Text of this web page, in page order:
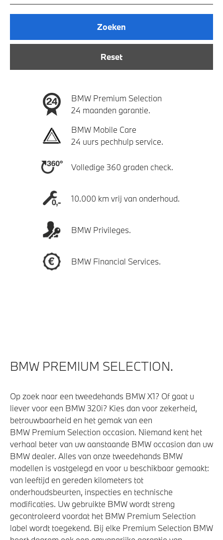
Reset
Zoeken
BMW Premium Selection
24 maanden garantie.
BMW Mobile Care
24 uurs pechhulp service.
Volledige 360 graden check.
10.000 km vrij van onderhoud.
BMW Privileges.
BMW Financial Services.
BMW PREMIUM SELECTION.
Op zoek naar een tweedehands BMW X1? Of gaat u
liever voor een BMW 320i? Kies dan voor zekerheid,
betrouwbaarheid en het gemak van een
BMW Premium Selection occasion. Niemand kent het
verhaal beter van uw aanstaande BMW occasion dan uw
BMW dealer. Alles van onze tweedehands BMW
modellen is vastgelegd en voor u beschikbaar gemaakt:
van leeftijd en gereden kilometers tot
onderhoudsbeurten, inspecties en technische
modificaties. Uw gebruikte BMW wordt streng
gecontroleerd voordat het BMW Premium Selection
label wordt toegekend. Bij elke Premium Selection BMW